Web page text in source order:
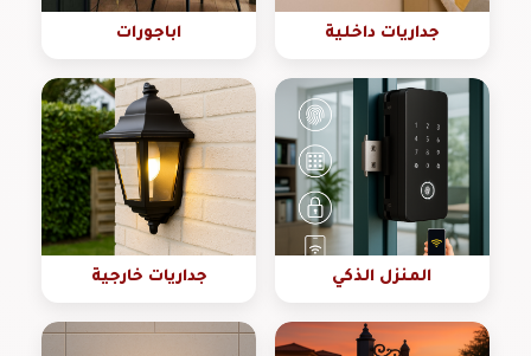
جداريات داخلية اباجورات
المنزل الذكي جداريات خارجية